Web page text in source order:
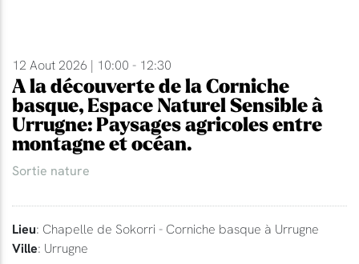
12 Aout 2026 | 10:00 - 12:30
A la découverte de la Corniche
basque, Espace Naturel Sensible à
Urrugne: Paysages agricoles entre
montagne et océan.
Sortie nature
Lieu: Chapelle de Sokorri - Corniche basque à Urrugne
Ville: Urrugne